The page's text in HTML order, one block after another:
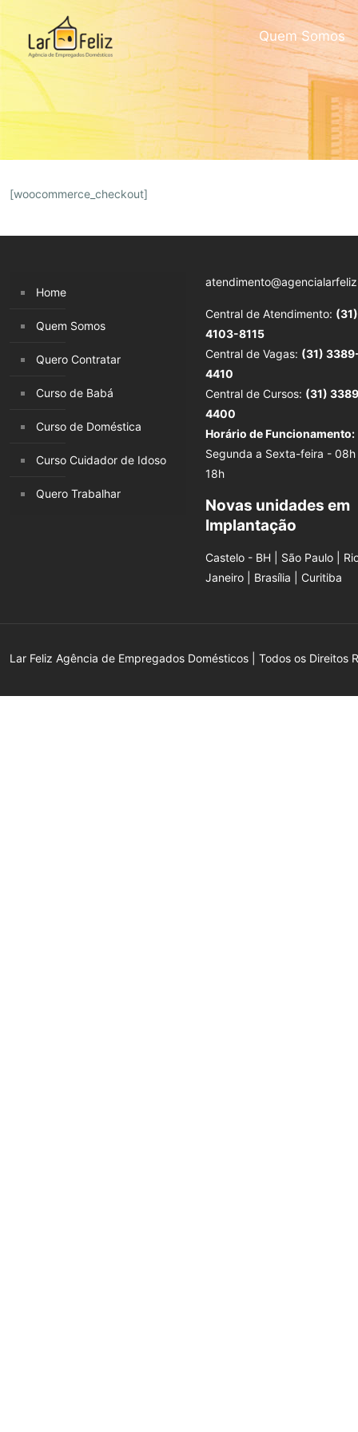
Quem Somos
[woocommerce_checkout]
Home
Quem Somos
Quero Contratar
Curso de Babá
Curso de Doméstica
Curso Cuidador de Idoso
Quero Trabalhar
Central de Atendimento: (31)
4103-8115
Central de Vagas: (31)
4410
Central de Cursos: (31)
4400
Horário de Funcionamento:
Segunda a Sexta-feira - 08h
18h
Novas unidades em
Implantação
Castelo - BH | São Paulo |
Janeiro | Brasília | Curitiba
Lar Feliz Agência de Empregados Domésticos | Todos os Direitos